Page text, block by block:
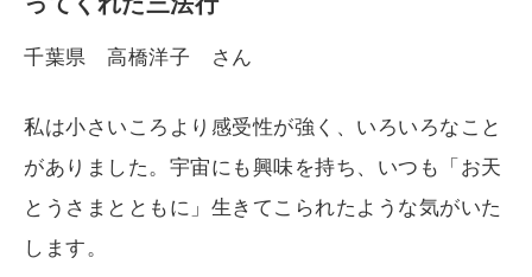
千葉県 高橋洋子 さん
私は小さいころより感受性が強く、いろいろなこと
がありました。宇宙にも興味を持ち、いつも「お天
とうさまとともに」生きてこられたような気がいた
します。